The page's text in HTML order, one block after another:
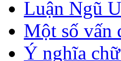
Luận Ngũ
Một số vấn
Ý nghĩa